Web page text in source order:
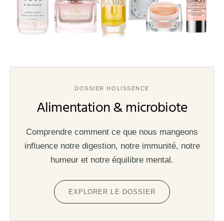
DOSSIER HOLISSENCE
Alimentation & microbiote
Comprendre comment ce que nous mangeons
influence notre digestion, notre immunité, notre
humeur et notre équilibre mental.
EXPLORER LE DOSSIER